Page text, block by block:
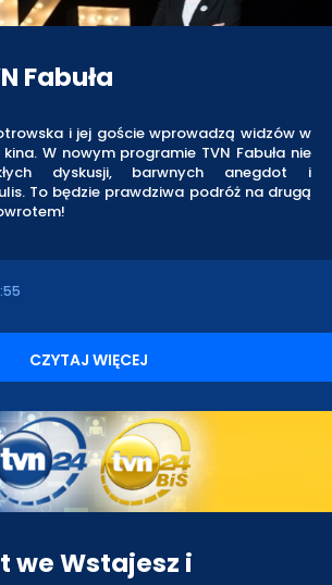
Fabuła
i jej goście wprowadzą widzów w
W nowym programie TVN Fabuła nie
dyskusji, barwnych anegdot i
To będzie prawdziwa podróż na drugą
CZYTAJ WIĘCEJ
we Wstajesz i